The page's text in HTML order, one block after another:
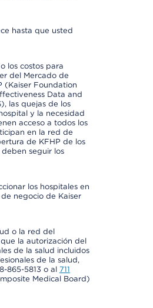
hasta que usted
los costos para
del Mercado de
(Kaiser Foundation
Data and
las quejas de los
y la necesidad
acceso a todos los
en la red de
de KFHP de los
seguir los
los hospitales en
negocio de Kaiser
o la red del
la autorización del
de la salud incluidos
de la salud,
865-5813 o al 711
Medical Board)